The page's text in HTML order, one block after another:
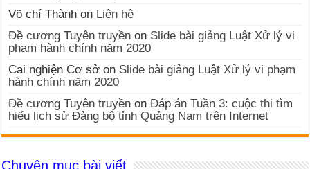
Võ chí Thành on Liên hệ
Đề cương Tuyên truyền on Slide bài giảng Luật Xử lý vi
phạm hành chính năm 2020
Cai nghiện Cơ sở on Slide bài giảng Luật Xử lý vi phạm
hành chính năm 2020
Đề cương Tuyên truyền onĐáp án Tuần 3: cuộc thi tìm
hiểu lịch sử Đảng bộ tỉnh Quảng Nam trên Internet
Chuyên mục bài viết